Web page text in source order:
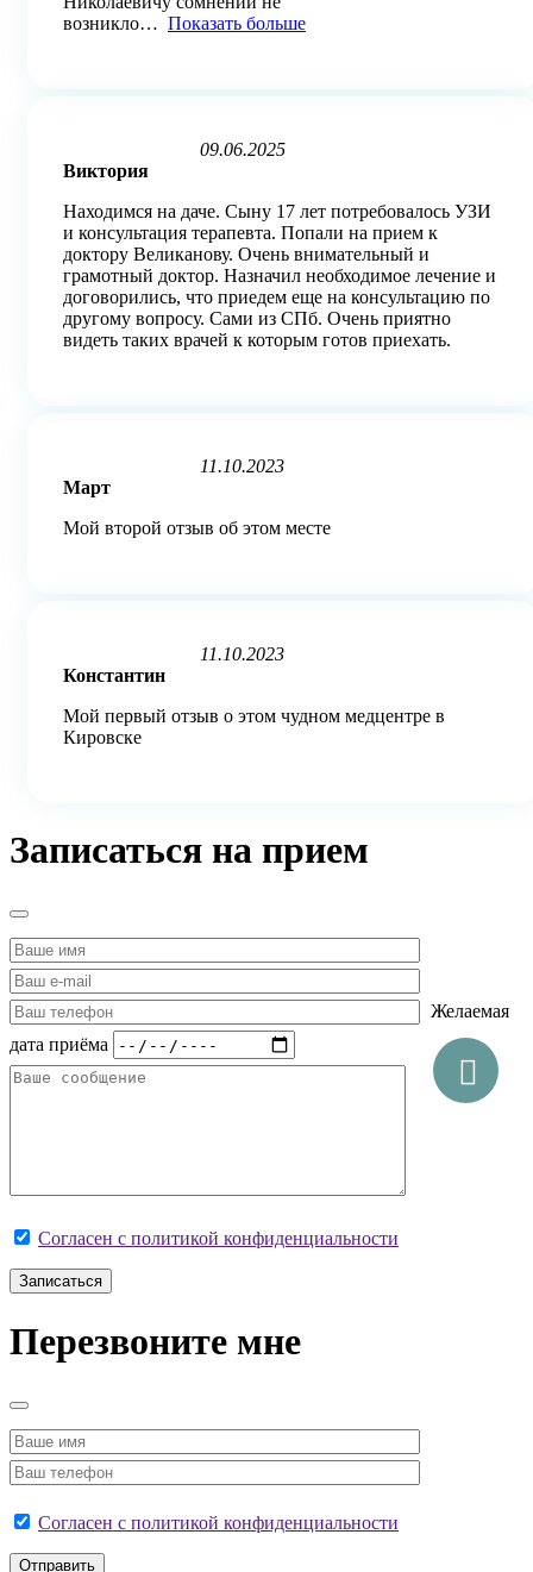
возникло
Показать больше
5
of
5
09.06.2025
Виктория
Находимся на даче. Сыну 17 лет потребовалось УЗИ
и консультация терапевта. Попали на прием к
доктору Великанову. Очень внимательный и
грамотный доктор. Назначил необходимое лечение и
договорились, что приедем еще на консультацию по
другому вопросу. Сами из СПб. Очень приятно
видеть таких врачей к которым готов приехать.
of
11.10.2023
Март
Мой второй отзыв об этом месте
5
of
5
11.10.2023
Константин
Мой первый отзыв о этом чудном медцентре в
Кировске
Записаться на прием
Желаемая
дата приёма
Согласен с политикой конфиденциальности
Перезвоните мне
Согласен с политикой конфиденциальности